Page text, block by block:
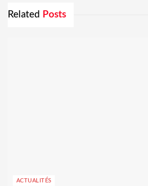
Related Posts
ACTUALITÉS